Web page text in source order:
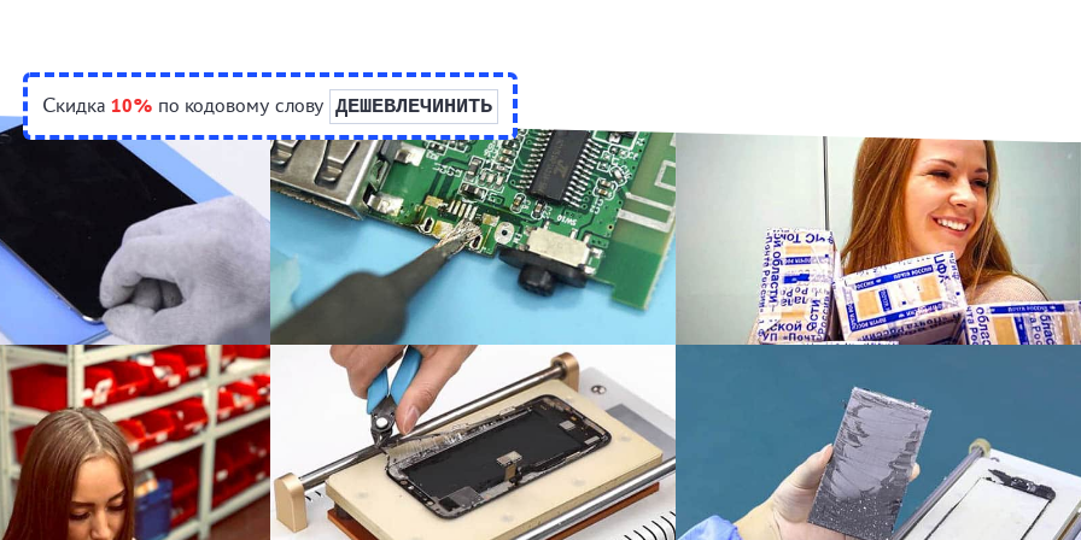
Скидка 10% по кодовому слову ДЕШЕВЛЕЧИНИТЬ